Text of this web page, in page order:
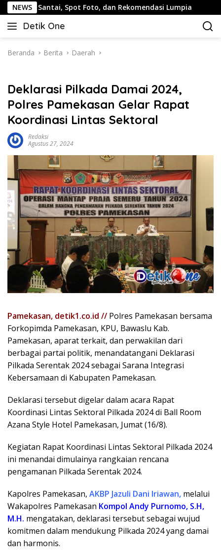
Langsung
ke
konten
NEWS
Spot Foto, dan Rekomendasi Lumpia Panduan
Detik One
Tajam
Fakta
Beranda Berita Daerah
Deklarasi Pilkada Damai 2024,
Polres Pamekasan Gelar Rapat
Koordinasi Lintas Sektoral
Redaksi
Agustus 27, 2024
Pamekasan, detik1.co.id // Polres Pamekasan bersama
Forkopimda Pamekasan, KPU, Bawaslu Kab.
Pamekasan, aparat terkait, dan perwakilan dari
berbagai partai politik, menandatangani Deklarasi
Pilkada Serentak 2024 sebagai Sarana Integrasi
Kebersamaan di Kabupaten Pamekasan.
Deklarasi tersebut digelar dalam acara Rapat
Koordinasi Lintas Sektoral Pilkada 2024 di Ball Room
Azana Style Hotel Pamekasan, Jumat (16/8).
Kegiatan Rapat Koordinasi Lintas Sektoral Pilkada 2024
ini menandai dimulainya rangkaian rencana
pengamanan Pilkada Serentak 2024.
Kapolres Pamekasan, AKBP Jazuli Dani Iriawan, melalui
Wakapolres Pamekasan Kompol Andy Purnomo, S.H,
M.H. mengatakan, deklarasi tersebut sebagai wujud
komitmen dalam mendukung Pilkada 2024 yang damai
dan harmonis.